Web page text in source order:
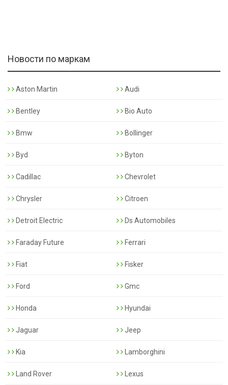
Новости по маркам
Aston Martin Audi
Bentley Bio Auto
Bmw Bollinger
Byd Byton
Cadillac Chevrolet
Chrysler Citroen
Detroit Electric Ds Automobiles
Faraday Future Ferrari
Fiat Fisker
Ford Gmc
Honda Hyundai
Jaguar Jeep
Kia Lamborghini
Land Rover Lexus